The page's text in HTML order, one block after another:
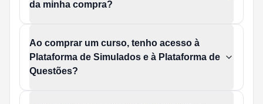
da minha compra?
Ao comprar um curso, tenho acesso à
Plataforma de Simulados e à Plataforma de
Questões?